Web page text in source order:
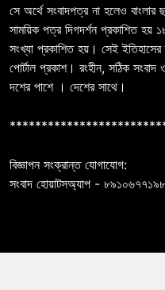
সে অর্থে সংবাদপত্র না হলেও
সাময়িক পত্র দিগদর্শন প্রকাশিত হয়
সংখ্যা প্রকাশিত হয়। সেই ইতিহাসের
পোর্টাল প্রকাশ। রংহীন, সঠিক
দশের পাশে । দেশের সাথে।
বিজ্ঞাপন সংক্রান্ত যোগাযোগ:
সংবাদ হোয়াটসঅ্যাপ - ৮৯১০৬৭৭১৯৮